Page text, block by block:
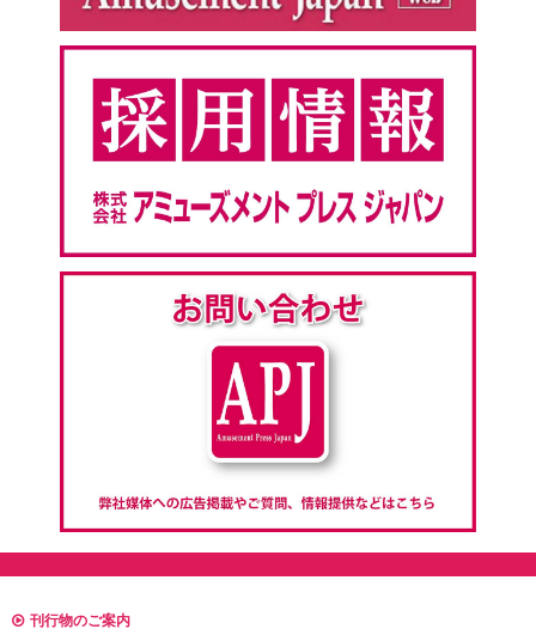
刊行物のご案内